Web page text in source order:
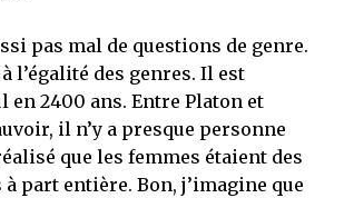
pas mal de questions de genre.
l’égalité des genres. Il est
en 2400 ans. Entre Platon et
il n’y a presque personne
que les femmes étaient des
part entière. Bon, j’imagine que